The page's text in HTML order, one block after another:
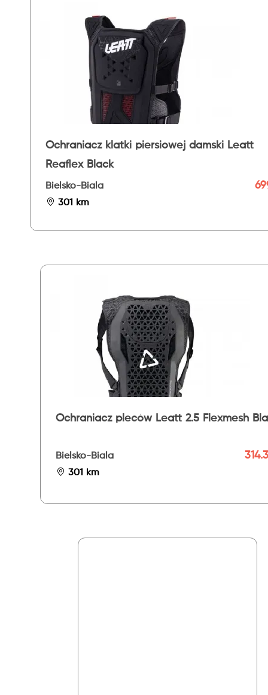
Ochraniacz klatki piersiowej damski Leatt
Reaflex Black
Bielsko-Biala
301 km
Ochraniacz pleców Leatt 2.5 Flexmesh
Bielsko-Biala
301 km